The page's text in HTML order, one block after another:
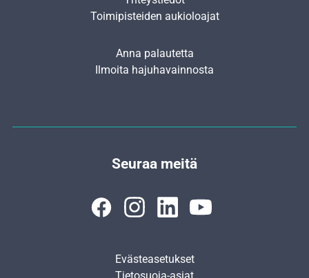
Toimipisteiden aukioloajat
Anna palautetta
Ilmoita hajuhavainnosta
Seuraa meitä
Evästeasetukset